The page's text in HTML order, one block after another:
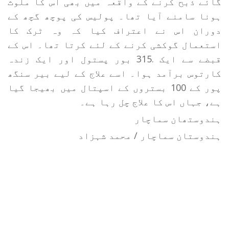
ہونا سامنے آیا تھا۔ پولیس کی پوچھ گچھ کے
دوران اس نے اعتراف کیا کہ وہ ٹرک کا
استعمال گوکشی کرنے کے لئے کرتا تھا۔ اس کے
قبضے سے ایک .315 بور پستول اور ایک زندہ
کارتوس برآمد ہوا۔ اسے علاج کے لیے بیر سنگھ
پور کے 100 بستروں کے اسپتال میں بھیجا گیا
ہے، جہاں اس کا علاج چل رہا ہے۔
ہندوستھان سماچار
ہندوستان سماچار / محمد شہزاد